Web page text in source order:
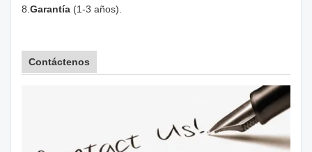
8. Garantía (1-3 años).
Contáctenos